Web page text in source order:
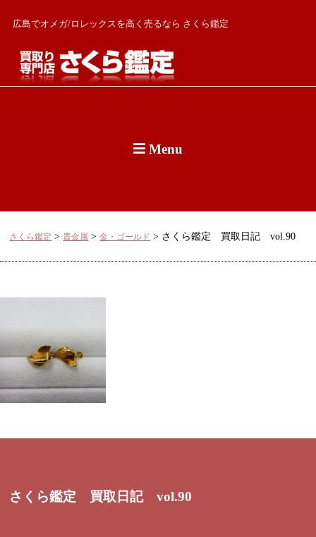
広島でオメガ/ロレックスを高く売るなら さくら鑑定
Menu
さくら鑑定 >貴金属 >金・ゴールド > さくら鑑定 買取日記 vol.90
さくら鑑定 買取日記 vol.90